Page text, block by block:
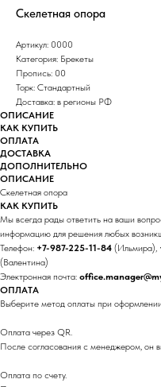
Скелетная опора
Артикул: 0000
Категория: Брекеты
Пропись: 00
Торк: Стандартный
Доставка: в регионы РФ
ОПИСАНИЕ
КАК КУПИТЬ
ОПЛАТА
ДОСТАВКА
ДОПОЛНИТЕЛЬНО
ОПИСАНИЕ
Скелетная опора
КАК КУПИТЬ
Мы всегда рады ответить на ваши
информацию для решения любых
Телефон: +7-987-225-11-84 (Ильмира),
(Валентина)
Электронная почта:
ОПЛАТА
Выберите метод оплаты при
Оплата через QR.
После согласования с менеджером, он
Оплата по счету.